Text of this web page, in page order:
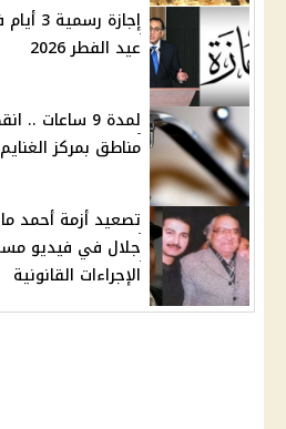
إجازة
عيد الفطر 2026
مناطق بمركز
تصعيد أزمة أحمد
جلال في فيديو
الإجراءات القانونية